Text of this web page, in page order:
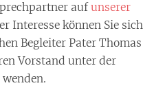
auf unserer
Interesse können Sie sich
Begleiter Pater Thomas
Vorstand unter der